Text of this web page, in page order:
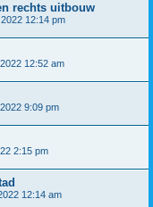
rechts uitbouw
12:14 pm
12:52 am
9:09 pm
2:15 pm
12:14 am